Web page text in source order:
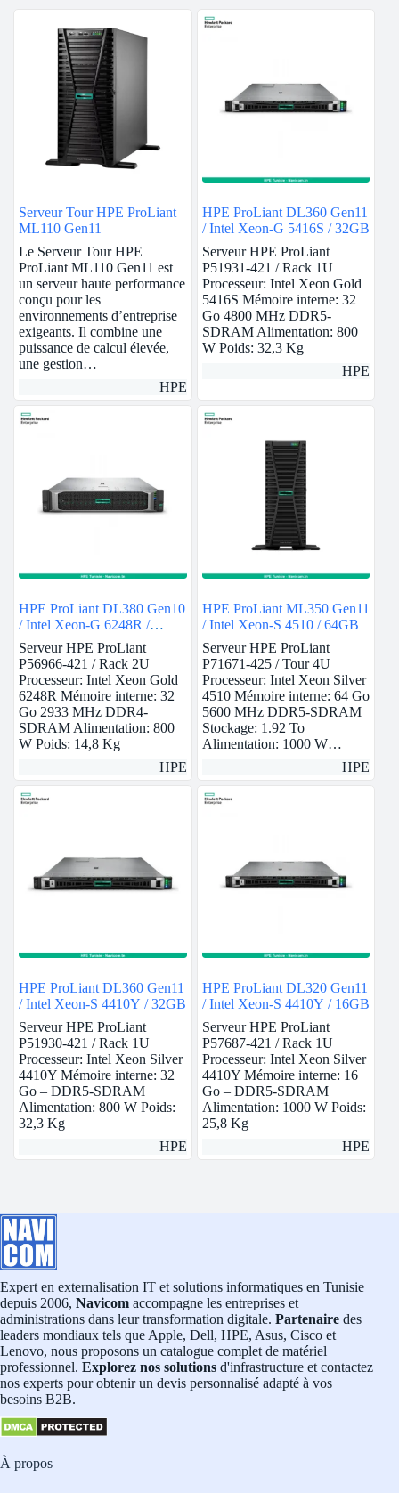
Serveur Tour HPE ProLiant
ML110 Gen11
Le Serveur Tour HPE
ProLiant ML110 Gen11 est
un serveur haute performance
conçu pour les
environnements d’entreprise
exigeants. Il combine une
puissance de calcul élevée,
une gestion…
HPE
HPE ProLiant DL360 Gen11
/ Intel Xeon-G 5416S / 32GB
Serveur HPE ProLiant
P51931-421 / Rack 1U
Processeur: Intel Xeon Gold
5416S Mémoire interne: 32
Go 4800 MHz DDR5-
SDRAM Alimentation: 800
W Poids: 32,3 Kg
HPE
HPE ProLiant DL380 Gen10
/ Intel Xeon-G 6248R /
32GB
Serveur HPE ProLiant
P56966-421 / Rack 2U
Processeur: Intel Xeon Gold
6248R Mémoire interne: 32
Go 2933 MHz DDR4-
SDRAM Alimentation: 800
W Poids: 14,8 Kg
HPE
HPE ProLiant ML350 Gen11
/ Intel Xeon-S 4510 / 64GB
Serveur HPE ProLiant
P71671-425 / Tour 4U
Processeur: Intel Xeon Silver
4510 Mémoire interne: 64 Go
5600 MHz DDR5-SDRAM
Stockage: 1.92 To
Alimentation: 1000 W…
HPE
HPE ProLiant DL360 Gen11
/ Intel Xeon-S 4410Y / 32GB
Serveur HPE ProLiant
P51930-421 / Rack 1U
Processeur: Intel Xeon Silver
4410Y Mémoire interne: 32
Go – DDR5-SDRAM
Alimentation: 800 W Poids:
32,3 Kg
HPE
HPE ProLiant DL320 Gen11
/ Intel Xeon-S 4410Y / 16GB
Serveur HPE ProLiant
P57687-421 / Rack 1U
Processeur: Intel Xeon Silver
4410Y Mémoire interne: 16
Go – DDR5-SDRAM
Alimentation: 1000 W Poids:
25,8 Kg
HPE
Expert en externalisation IT et solutions informatiques en Tunisie
depuis 2006, Navicom accompagne les entreprises et
administrations dans leur transformation digitale. Partenaire des
leaders mondiaux tels que Apple, Dell, HPE, Asus, Cisco et
Lenovo, nous proposons un catalogue complet de matériel
professionnel. Explorez nos solutions d'infrastructure et contactez
nos experts pour obtenir un devis personnalisé adapté à vos
besoins B2B.
À propos